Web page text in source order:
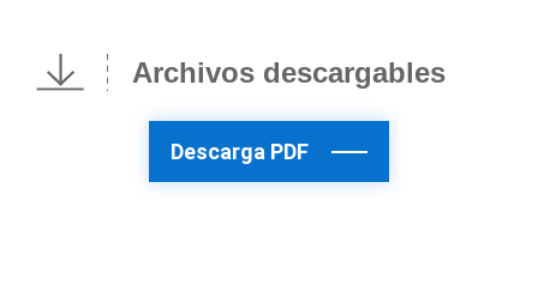
Archivos descargables
Descarga PDF